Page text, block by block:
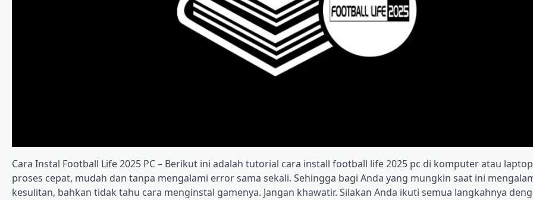
Cara Instal Football Life 2025 PC– Berikut ini adalah tutorial cara install football life 2025 pc di komputer atau
proses cepat, mudah dan tanpa mengalami error sama sekali. Sehingga bagi Anda yang mungkin saat ini
kesulitan, bahkan tidak tahu cara menginstal gamenya. Jangan khawatir. Silakan Anda ikuti semua langkahnya